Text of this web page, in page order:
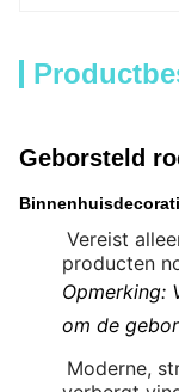
Geborsteld
Vereist
producten
Opmerking:
om de
Moderne,